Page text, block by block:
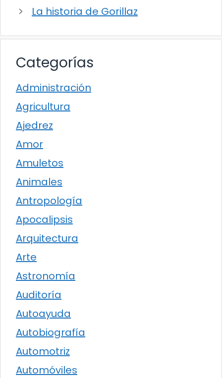
La historia de Gorillaz
Categorías
Administración
Agricultura
Ajedrez
Amor
Amuletos
Animales
Antropología
Apocalipsis
Arquitectura
Arte
Astronomía
Auditoría
Autoayuda
Autobiografía
Automotriz
Automóviles